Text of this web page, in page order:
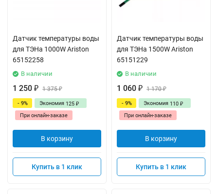
Датчик температуры воды
для ТЭНа 1000W Ariston
65152258
В наличии
1 250 ₽ 1 375₽
- 9% Экономия 125 ₽
При онлайн-заказе
В корзину
Купить в 1 клик
Датчик температуры воды
для ТЭНа 1500W Ariston
65151229
В наличии
1 060 ₽ 1 170₽
- 9% Экономия 110 ₽
При онлайн-заказе
В корзину
Купить в 1 клик